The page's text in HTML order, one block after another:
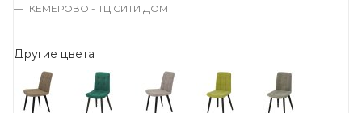
КЕМЕРОВО - ТЦ СИТИ ДОМ
Другие цвета